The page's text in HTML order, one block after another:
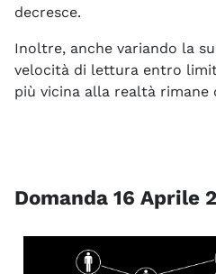
decresce.
Inoltre, anche variando la
velocità di lettura entro
più vicina alla realtà rimane
Domanda 16 Aprile